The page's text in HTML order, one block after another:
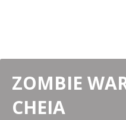
ZOMBIE
CHEIA